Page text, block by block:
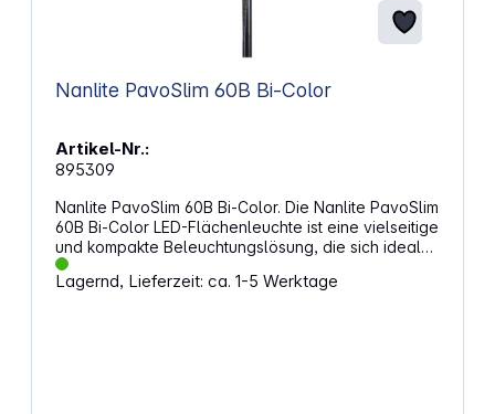
Nanlite PavoSlim 60B Bi-Color
Artikel-Nr.:
895309
Nanlite PavoSlim 60B Bi-Color. Die Nanlite PavoSlim
60B Bi-Color LED-Flächenleuchte ist eine vielseitige
und kompakte Beleuchtungslösung, die sich ideal
für Foto- und Videoaufnahmen, Streaming,
Interviews und vieles mehr eignet. Mit ihrer flachen
Lagernd, Lieferzeit: ca. 1-5 Werktage